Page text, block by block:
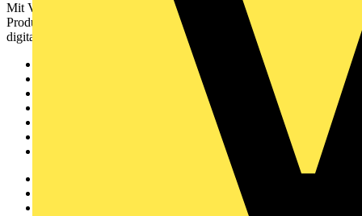
Mit Voltimum erhalten Elektrofachkräfte Zugang zu Branchennews,
Produktinformationen, Schulungen und Tools – alles auf einer
digitalen Plattform und Community.